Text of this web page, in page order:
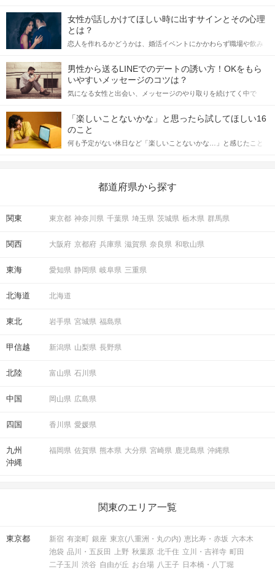
女性が話しかけてほしい時に出すサインとその心理
とは？
恋人を作れるかどうかは、婚活イベントにかかわらず職場や飲み
てアプローチできるかにも左右されます。 これから恋人作りを本
格的に始めようとしている方は、女性が異性を求めて出すサイン
をしっかりと理解し、正しい行動に移せるかどうかが重要。 この
記事では、女性が話しかけて欲しい時に出すサインとその心理を
合にどのような行動に繋げるべきかをご紹介していきます。
男性から送るLINEでのデートの誘い方！OKをもら
いやすいメッセージのコツは？
気になる女性と出会い、メッセージのやり取りを続けてく中で
しかし、中には「どう誘ったらいいの？」とお困りの男性もいら
っしゃるのではないでしょうか。 そこで今回は、男性から女性へ
送るLINEでのデートの誘い方のコツをご紹介します。例文も混じ
えながら解説するので、ぜひ参考にしてください。
「楽しいことないかな」と思ったら試してほしい16
のこと
何も予定がない休日など「楽しいことないかな…」と感じたこと
の楽しいことアイデアを集めました♪ いままさに楽しいことを探し
都道府県から探す
関東 東京都 神奈川県 千葉県 埼玉県 茨城県 栃木県 群馬県
関西 大阪府 京都府 兵庫県 滋賀県 奈良県 和歌山県
東海 愛知県 静岡県 岐阜県 三重県
北海道 北海道
東北 岩手県 宮城県 福島県
甲信越 新潟県 山梨県 長野県
北陸 富山県 石川県
中国 岡山県 広島県
四国 香川県 愛媛県
九州
沖縄
福岡県 佐賀県 熊本県 大分県 宮崎県 鹿児島県 沖縄県
関東のエリア一覧
東京都 新宿 有楽町 銀座 東京(八重洲・丸の内) 恵比寿・赤坂 六本木
池袋 品川・五反田 上野 秋葉原 北千住 立川・吉祥寺 町田
二子玉川
渋谷 自由が丘 お台場 八王子 日本橋・八丁堀